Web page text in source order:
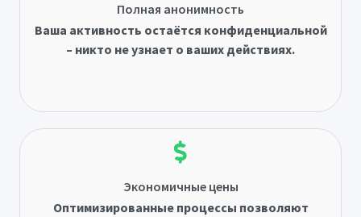
Полная анонимность
Ваша активность остаётся конфиденциальной
– никто не узнает о ваших действиях.
Экономичные цены
Оптимизированные процессы позволяют